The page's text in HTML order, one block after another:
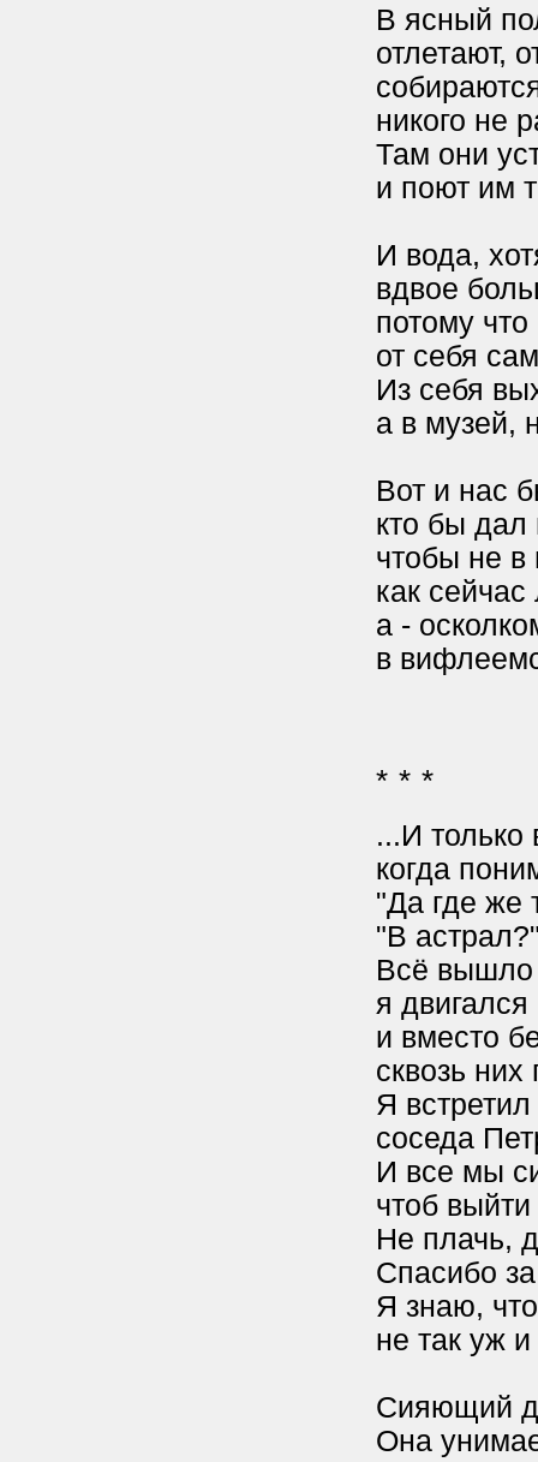
В ясный
отлетают,
никого не
Там они
и поют им
И вода,
вдвое
потому
от себя
Из себя
а в музей,
Вот и нас
кто бы дал
чтобы не в
как
а -
в
* * *
...И только
когда
"Да где же
"В
Всё вышло
я
и вместо
сквозь
Я
соседа
И все мы
чтоб
Не плачь,
Спасибо
Я знаю,
не так уж
Сияющий
Она